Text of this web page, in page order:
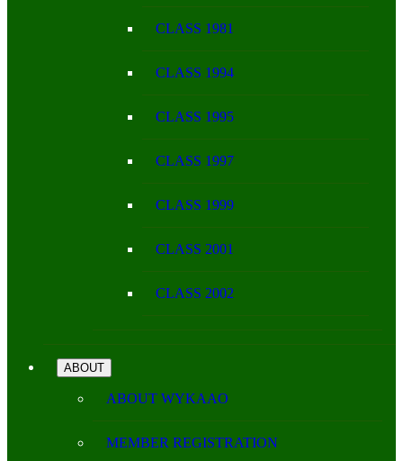
CLASS 1981
CLASS 1994
CLASS 1995
CLASS 1997
CLASS 1999
CLASS 2001
CLASS 2002
ABOUT
ABOUT WYKAAO
MEMBER REGISTRATION